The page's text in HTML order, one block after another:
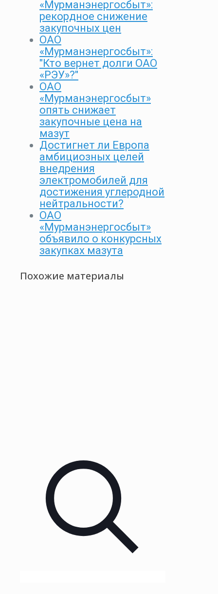
«Мурманэнергосбыт»:
рекордное снижение
закупочных цен
ОАО
«Мурманэнергосбыт»:
"Кто вернет долги ОАО
«РЭУ»?"
ОАО
«Мурманэнергосбыт»
опять снижает
закупочные цена на
мазут
Достигнет ли Европа
амбициозных целей
внедрения
электромобилей для
достижения углеродной
нейтральности?
ОАО
«Мурманэнергосбыт»
объявило о конкурсных
закупках мазута
Похожие материалы